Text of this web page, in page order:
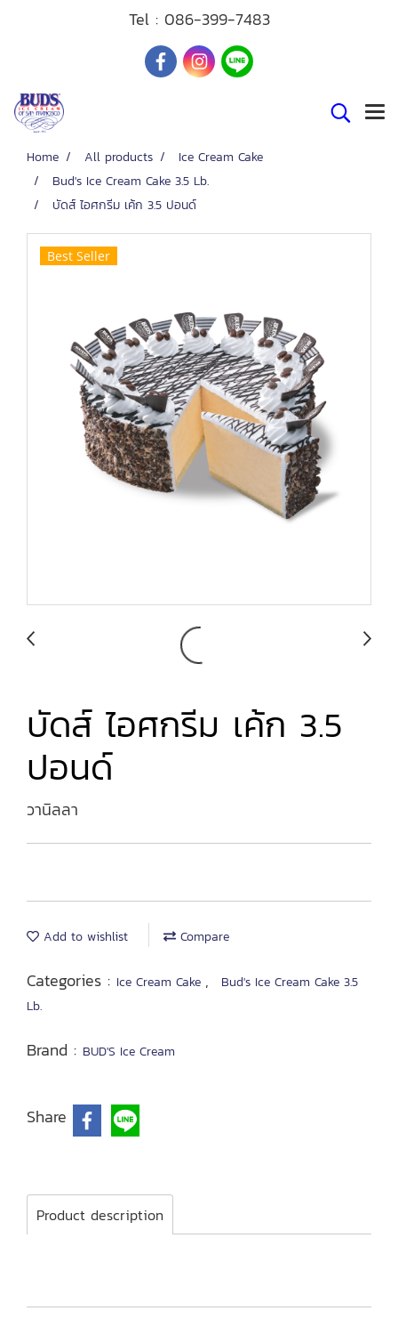
Tel : 086-399-7483
Home All products
Ice Cream Cake
Bud's Ice Cream Cake 3.5 Lb.
บัดส์ ไอศกรีม เค้ก 3.5 ปอนด์
Best Seller
บัดส์ ไอศกรีม เค้ก 3.5
ปอนด์
วานิลลา
Add to wishlist Compare
Categories : Ice Cream Cake ,
Bud's Ice Cream Cake 3.5
Lb.
Brand : BUD'S Ice Cream
Share
Product description